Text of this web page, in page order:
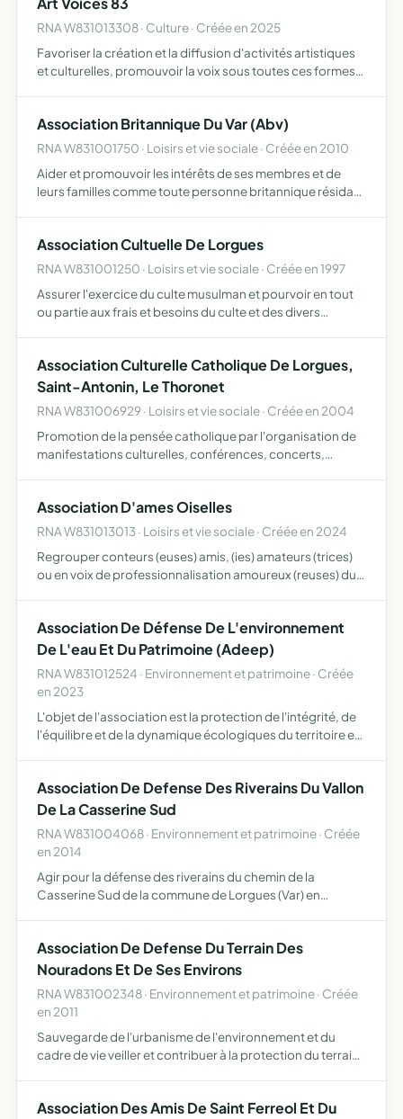
RNA W831013308 · Culture · Créée en 2025
Favoriser la création et la diffusion d'activités artistiques
et culturelles, promouvoir la voix sous toutes ces formes
Association Britannique Du Var (Abv)
RNA W831001750 · Loisirs et vie sociale · Créée en 2010
Aider et promouvoir les intérêts de ses membres et de
leurs familles comme toute personne britannique résidant
Association Cultuelle De Lorgues
RNA W831001250 · Loisirs et vie sociale · Créée en 1997
Assurer l'exercice du culte musulman et pourvoir en tout
ou partie aux frais et besoins du culte et des divers
Association Culturelle Catholique De Lorgues,
Saint-Antonin, Le Thoronet
RNA W831006929 · Loisirs et vie sociale · Créée en 2004
Promotion de la pensée catholique par l'organisation de
manifestations culturelles, conférences, concerts,
Association D'ames Oiselles
RNA W831013013 · Loisirs et vie sociale · Créée en 2024
Regrouper conteurs (euses) amis, (ies) amateurs (trices)
ou en voix de professionnalisation amoureux (reuses) du
Association De Défense De L'environnement
De L'eau Et Du Patrimoine (Adeep)
RNA W831012524 · Environnement et patrimoine · Créée
en 2023
L'objet de l'association est la protection de l'intégrité, de
l'équilibre et de la dynamique écologiques du territoire et
Association De Defense Des Riverains Du Vallon
De La Casserine Sud
RNA W831004068 · Environnement et patrimoine · Créée
en 2014
Agir pour la défense des riverains du chemin de la
Casserine Sud de la commune de Lorgues (Var) en
protection de la …
Association De Defense Du Terrain Des
Nouradons Et De Ses Environs
RNA W831002348 · Environnement et patrimoine · Créée
en 2011
Sauvegarde de l'urbanisme de l'environnement et du
cadre de vie veiller et contribuer à la protection du terrain
Association Des Amis De Saint Ferreol Et Du